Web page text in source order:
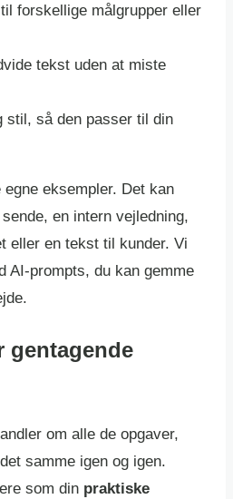
forskellige målgrupper eller
tekst uden at miste
stil, så den passer til din
egne eksempler. Det kan
en intern vejledning,
eller en tekst til kunder. Vi
AI-prompts, du kan gemme
gentagende
om alle de opgaver,
samme igen og igen.
som din praktiske